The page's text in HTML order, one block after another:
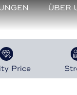
ÜBER
Price